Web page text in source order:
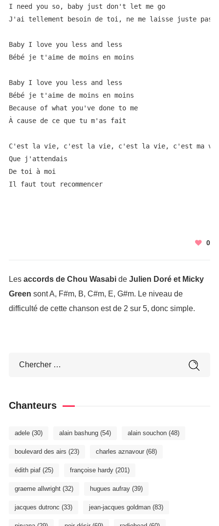
I need you so, baby just don't let me go
J'ai tellement besoin de toi, ne me laisse juste pas
Baby I love you less and less
Bébé je t'aime de moins en moins
Baby I love you less and less
Bébé je t'aime de moins en moins
Because of what you've done to me
À cause de ce que tu m'as fait
C'est la vie, c'est la vie, c'est la vie, c'est ma
Que j'attendais
De toi à moi
Il faut tout recommencer
0
Les accords de Chou Wasabide Julien Doré et Micky
Green sont A, F#m, B, C#m, E, G#m. Le niveau de
difficulté de cette chanson est de 2 sur 5, donc simple.
Chanteurs
adele(30) alain bashung(54) alain souchon(48)
boulevard des airs (23) charles aznavour(68)
édith piaf(25) françoise hardy(201)
graeme allwright(32) hugues aufray(39)
jacques dutronc (33) jean-jacques goldman(83)